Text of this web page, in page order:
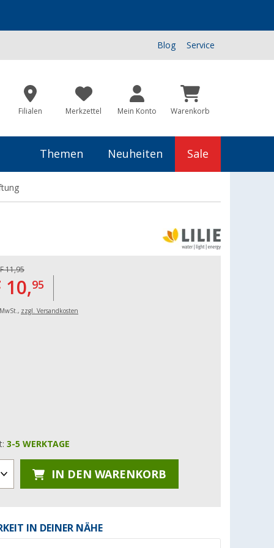
Blog Service
Filialen Merkzettel Mein Konto Warenkorb
Themen Neuheiten Sale
11,95
10,95
zzgl. Versandkosten
3-5 WERKTAGE
IN DEN WARENKORB
IN DEINER NÄHE